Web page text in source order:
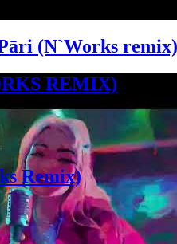
REMIX)
Remix)
(N`Works remix)